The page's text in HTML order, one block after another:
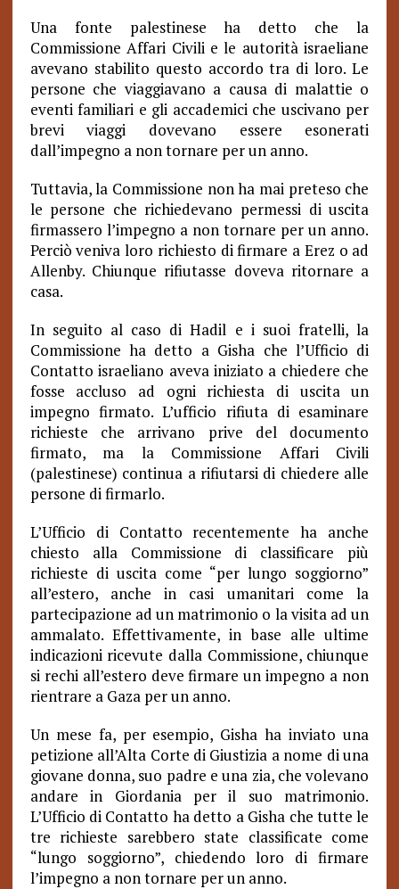
Una fonte palestinese ha detto che la
Commissione Affari Civili e le autorità israeliane
avevano stabilito questo accordo tra di loro. Le
persone che viaggiavano a causa di malattie o
eventi familiari e gli accademici che uscivano per
brevi viaggi dovevano essere esonerati
dall’impegno a non tornare per un anno.
Tuttavia, la Commissione non ha mai preteso che
le persone che richiedevano permessi di uscita
firmassero l’impegno a non tornare per un anno.
Perciò veniva loro richiesto di firmare a Erez o ad
Allenby. Chiunque rifiutasse doveva ritornare a
casa.
In seguito al caso di Hadil e i suoi fratelli, la
Commissione ha detto a Gisha che l’Ufficio di
Contatto israeliano aveva iniziato a chiedere che
fosse accluso ad ogni richiesta di uscita un
impegno firmato. L’ufficio rifiuta di esaminare
richieste che arrivano prive del documento
firmato, ma la Commissione Affari Civili
(palestinese) continua a rifiutarsi di chiedere alle
persone di firmarlo.
L’Ufficio di Contatto recentemente ha anche
chiesto alla Commissione di classificare più
richieste di uscita come “per lungo soggiorno”
all’estero, anche in casi umanitari come la
partecipazione ad un matrimonio o la visita ad un
ammalato. Effettivamente, in base alle ultime
indicazioni ricevute dalla Commissione, chiunque
si rechi all’estero deve firmare un impegno a non
rientrare a Gaza per un anno.
Un mese fa, per esempio, Gisha ha inviato una
petizione all’Alta Corte di Giustizia a nome di una
giovane donna, suo padre e una zia, che volevano
andare in Giordania per il suo matrimonio.
L’Ufficio di Contatto ha detto a Gisha che tutte le
tre richieste sarebbero state classificate come
“lungo soggiorno”, chiedendo loro di firmare
l’impegno a non tornare per un anno.